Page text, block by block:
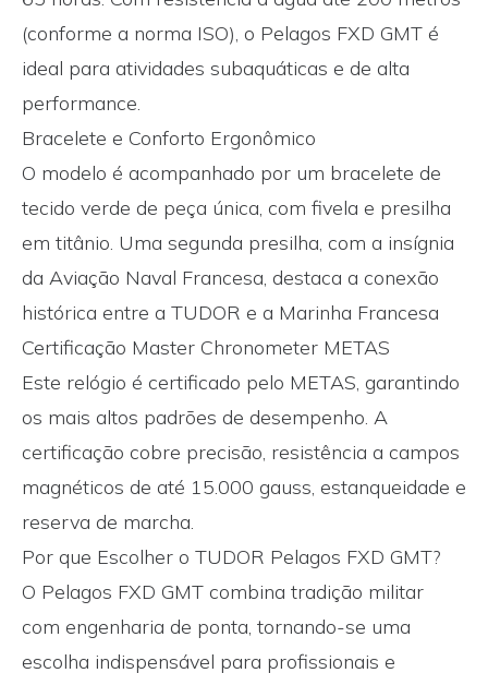
(conforme a norma ISO), o Pelagos FXD GMT é
ideal para atividades subaquáticas e de alta
performance.
Bracelete e Conforto Ergonômico
O modelo é acompanhado por um bracelete de
tecido verde de peça única, com fivela e presilha
em titânio. Uma segunda presilha, com a insígnia
da Aviação Naval Francesa, destaca a conexão
histórica entre a TUDOR e a Marinha Francesa
Certificação Master Chronometer METAS
Este relógio é certificado pelo METAS, garantindo
os mais altos padrões de desempenho. A
certificação cobre precisão, resistência a campos
magnéticos de até 15.000 gauss, estanqueidade e
reserva de marcha.
Por que Escolher o TUDOR Pelagos FXD GMT?
O Pelagos FXD GMT combina tradição militar
com engenharia de ponta, tornando-se uma
escolha indispensável para profissionais e